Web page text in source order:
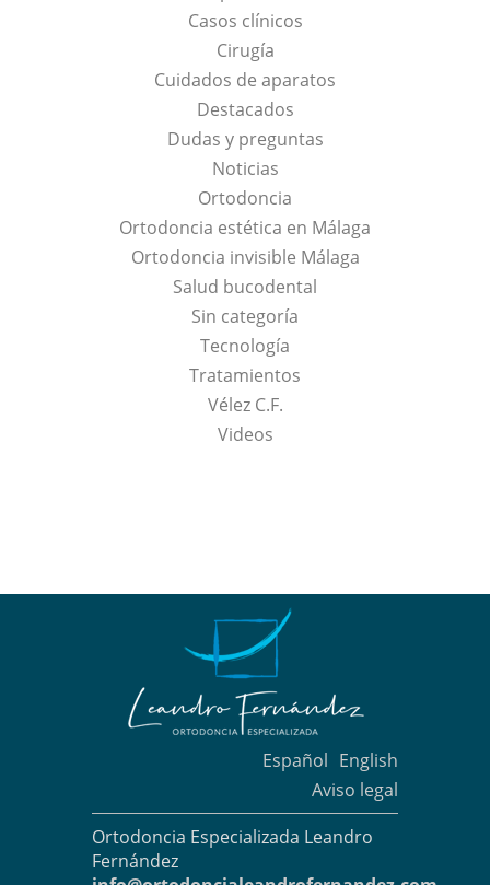
Casos clínicos
Cirugía
Cuidados de aparatos
Destacados
Dudas y preguntas
Noticias
Ortodoncia
Ortodoncia estética en Málaga
Ortodoncia invisible Málaga
Salud bucodental
Sin categoría
Tecnología
Tratamientos
Vélez C.F.
Videos
Español English
Aviso legal
Ortodoncia Especializada Leandro
Fernández